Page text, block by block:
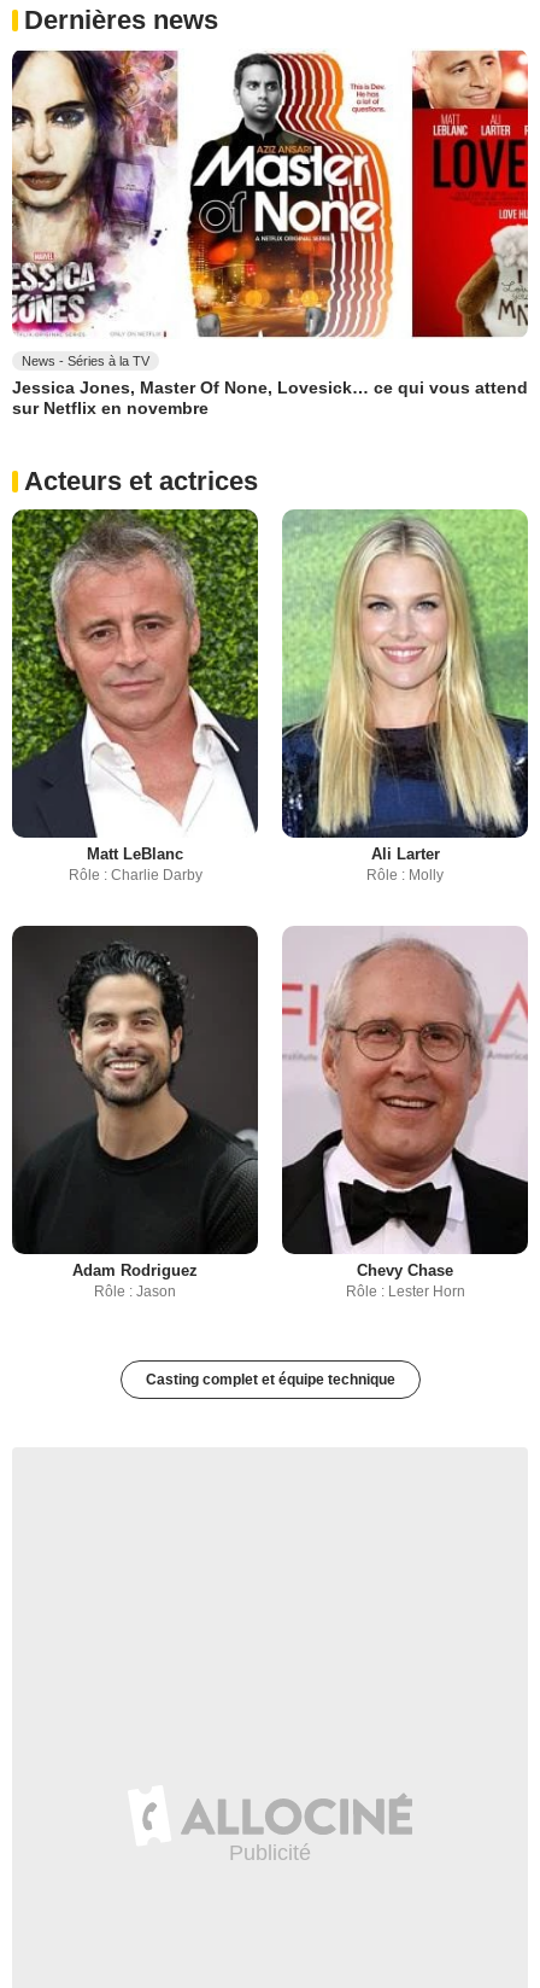
Dernières news
News - Séries à la TV
Jessica Jones, Master Of None, Lovesick… ce qui vous attend
sur Netflix en novembre
Acteurs et actrices
Matt LeBlanc
Rôle : Charlie Darby
Ali Larter
Rôle : Molly
Adam Rodriguez
Rôle : Jason
Chevy Chase
Rôle : Lester Horn
Casting complet et équipe technique